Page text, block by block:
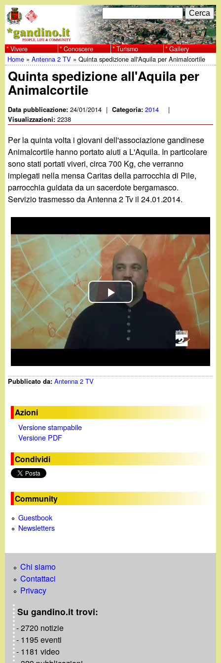
al
contenuto
principale
w
w
w
.
g
a
n
d
n
o
F
o
r
m
i
r
i
c
e
r
c
a
C
e
r
c
a
Vivere Conoscere Turismo Gallery
Tu
sei
qui
Home »Antenna 2 TV »Quinta spedizione all'Aquila per Animalcortile
Quinta spedizione all'Aquila per
Animalcortile
Data pubblicazione:24/01/2014 | Categoria:2014 |
Visualizzazioni:2238
Per la quinta volta i giovani dell'associazione gandinese
Animalcortile hanno portato aiuti a L'Aquila. In particolare
sono stati portati viveri, circa 700 Kg, che verranno
impiegati nella mensa Caritas della parrocchia di Pile,
parrocchia guidata da un sacerdote bergamasco.
Servizio trasmesso da Antenna 2 Tv il 24.01.2014.
P
a
y
Pubblicato da:Antenna 2 TV
Azioni
Versione stampabile
Versione PDF
Condividi
Community
Guestbook
Newsletters
Chi siamo
Contattaci
Privacy
Su gandino.it trovi:
- 2720 notizie
- 1195 eventi
- 1181 video